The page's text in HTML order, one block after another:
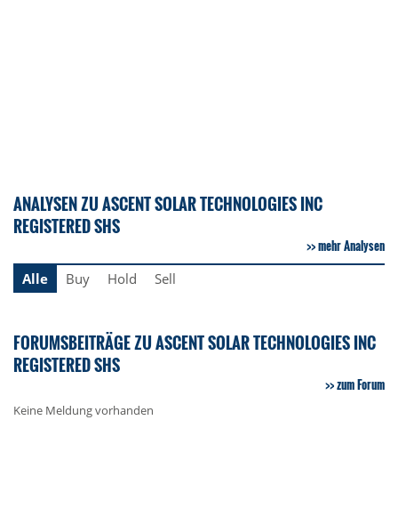
ANALYSEN ZU ASCENT SOLAR TECHNOLOGIES INC
REGISTERED SHS
mehr Analysen
Alle
Buy Hold Sell
FORUMSBEITRÄGE ZU ASCENT SOLAR TECHNOLOGIES INC
REGISTERED SHS
zum Forum
Keine Meldung vorhanden